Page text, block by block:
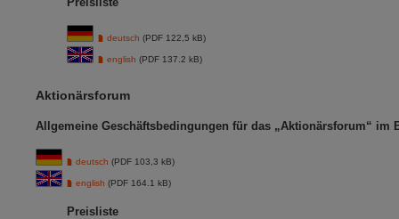
deutsch (PDF 122,5 kB)
english (PDF 137.2 kB)
Aktionärsforum
Allgemeine Geschäftsbedingungen für das „Aktionärsforum“ im
deutsch (PDF 103,3 kB)
english (PDF 164.1 kB)
Preisliste